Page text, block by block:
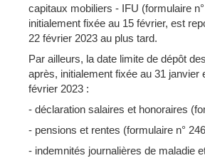
capitaux mobiliers - IFU (formulaire
initialement fixée au 15 février, est
22 février 2023 au plus tard.
Par ailleurs, la date limite de dépôt
après, initialement fixée au 31 janvier
février 2023 :
- déclaration salaires et honoraires
- pensions et rentes (formulaire n°
- indemnités journalières de maladie